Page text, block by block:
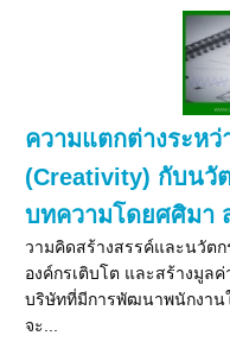
ความแตกต่างระหว่
(Creativity) กับนวั
บทความโดยศศิมา
วามคิดสร้างสรรค์และนวัต
องค์กรเติบโต และสร้างมูล
บริษัทที่มีการพัฒนาพนักงาน
จะ...